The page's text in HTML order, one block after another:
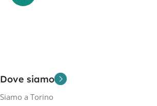
Dove siamo
Siamo a Torino